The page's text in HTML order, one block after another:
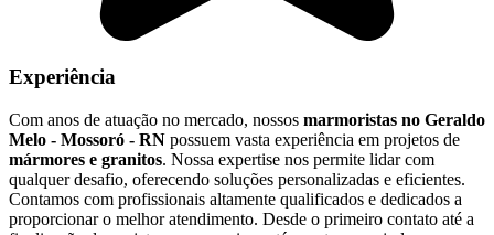
Experiência
Com anos de atuação no mercado, nossos marmoristas no Geraldo
Melo - Mossoró - RN possuem vasta experiência em projetos de
mármores e granitos. Nossa expertise nos permite lidar com
qualquer desafio, oferecendo soluções personalizadas e eficientes.
Contamos com profissionais altamente qualificados e dedicados a
proporcionar o melhor atendimento. Desde o primeiro contato até a